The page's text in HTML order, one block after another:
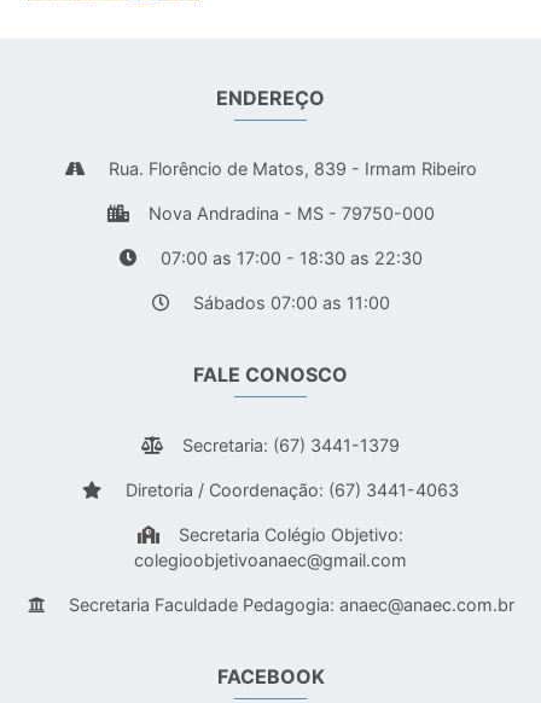
ENDEREÇO
Rua. Florêncio de Matos, 839 - Irmam Ribeiro
Nova Andradina - MS - 79750-000
07:00 as 17:00 - 18:30 as 22:30
Sábados 07:00 as 11:00
FALE CONOSCO
Secretaria: (67) 3441-1379
Diretoria / Coordenação: (67) 3441-4063
Secretaria Colégio Objetivo:
colegioobjetivoanaec@gmail.com
Secretaria Faculdade Pedagogia: anaec@anaec.com.br
FACEBOOK